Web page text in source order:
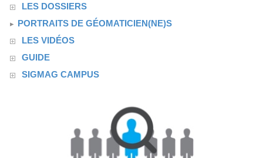
LES DOSSIERS
PORTRAITS DE GÉOMATICIEN(NE)S
LES VIDÉOS
GUIDE
SIGMAG CAMPUS